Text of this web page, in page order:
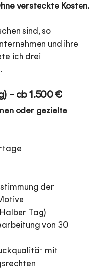
versteckte Kosten.
sind, so
und ihre
ich drei
– ab 1.500 €
oder gezielte
der
Tag)
von 30
mit